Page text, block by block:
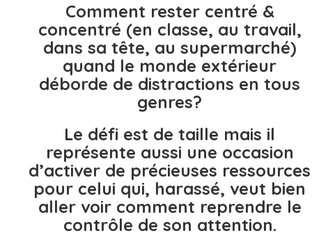
Comment rester centré &
concentré (en classe, au travail,
dans sa tête, au supermarché)
quand le monde extérieur
déborde de distractions en tous
genres?
Le défi est de taille mais il
représente aussi une occasion
d’activer de précieuses ressources
pour celui qui, harassé, veut bien
aller voir comment reprendre le
contrôle de son attention.